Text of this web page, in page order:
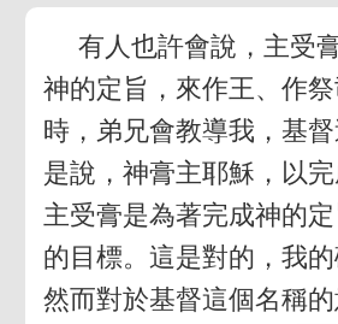
有人也許會說，主受
神的定旨，來作王、作
時，弟兄會教導我，基
是說，神膏主耶穌，以完
主受膏是為著完成神的
的目標。這是對的，我的
然而對於基督這個名稱